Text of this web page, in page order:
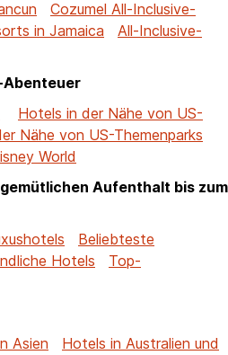
Cozumel All-Inclusive-
in Jamaica
All-Inclusive-
Abenteuer
Hotels in der Nähe von US-
Nähe von US-Themenparks
World
gemütlichen Aufenthalt bis zum
Beliebteste
Hotels
Top-
Asien
Hotels in Australien und